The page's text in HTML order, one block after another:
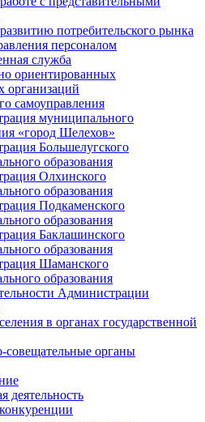
потребительского рынка
персоналом
служба
ориентированных
организаций
самоуправления
муниципального
«город Шелехов»
Большелугского
образования
Олхинского
образования
Подкаменского
образования
Баклашинского
образования
Шаманского
образования
Администрации
в органах государственной
совещательные органы
деятельность